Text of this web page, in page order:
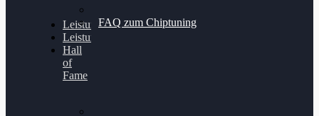
FAQ zum Chiptuning
Leistungsmessung
Leistungsprüfstand
Hall
of
Fame